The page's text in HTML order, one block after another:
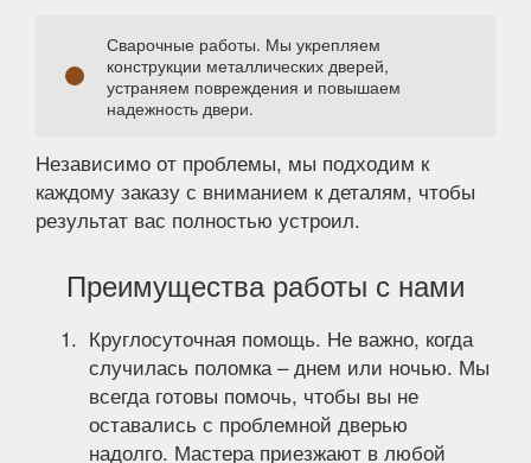
Сварочные работы. Мы укрепляем
конструкции металлических дверей,
устраняем повреждения и повышаем
надежность двери.
Независимо от проблемы, мы подходим к
каждому заказу с вниманием к деталям, чтобы
результат вас полностью устроил.
Преимущества работы с нами
Круглосуточная помощь. Не важно, когда
случилась поломка – днем или ночью. Мы
всегда готовы помочь, чтобы вы не
оставались с проблемной дверью
надолго. Мастера приезжают в любой